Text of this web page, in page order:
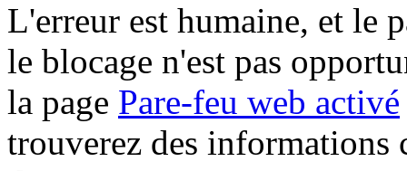
L'erreur est humaine, et le
le blocage n'est pas
la page Pare-feu web activé
trouverez des informations